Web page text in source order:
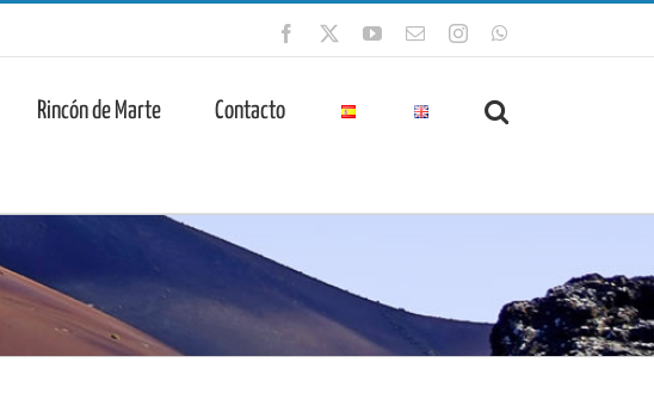
Facebook YouTube
CorreoInstagram
Rincón de Marte Contacto